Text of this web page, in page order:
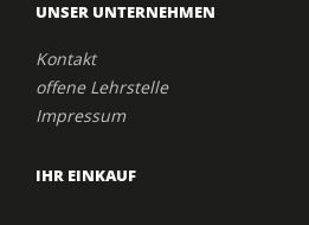
UNSER UNTERNEHMEN
Kontakt
offene Lehrstelle
Impressum
IHR EINKAUF